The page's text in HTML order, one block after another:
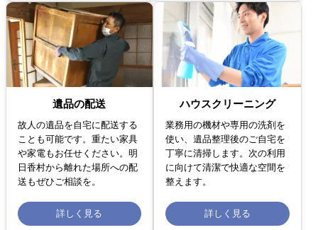
遺品の配送
故人の遺品を自宅に配送する
ことも可能です。重たい家具
や家電もお任せください。明
日香村から離れた場所への配
送もぜひご相談を。
詳しく見る
ハウスクリーニング
業務用の機材や専用の洗剤を
使い、遺品整理後のご自宅を
丁寧に清掃します。次の利用
に向けて清潔で快適な空間を
整えます。
詳しく見る